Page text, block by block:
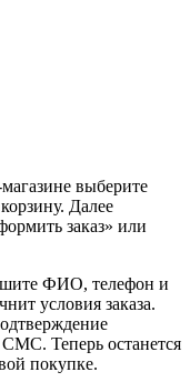
выберите
Далее
заказ» или
ФИО, телефон и
условия заказа.
Теперь останется
покупке.